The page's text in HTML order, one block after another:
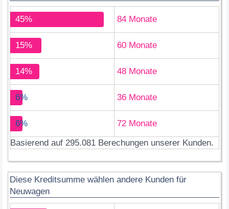
45% 84 Monate
15% 60 Monate
14% 48 Monate
6% 36 Monate
6%
72 Monate
Basierend auf 295.081 Berechungen unserer Kunden.
Diese Kreditsumme wählen andere Kunden für
Neuwagen